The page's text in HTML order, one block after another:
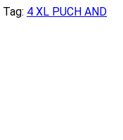
Tag: 4 XL PUCH AND